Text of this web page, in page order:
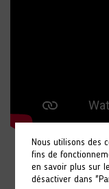
Nous utilisons des
fins de
en savoir plus sur
désactiver dans